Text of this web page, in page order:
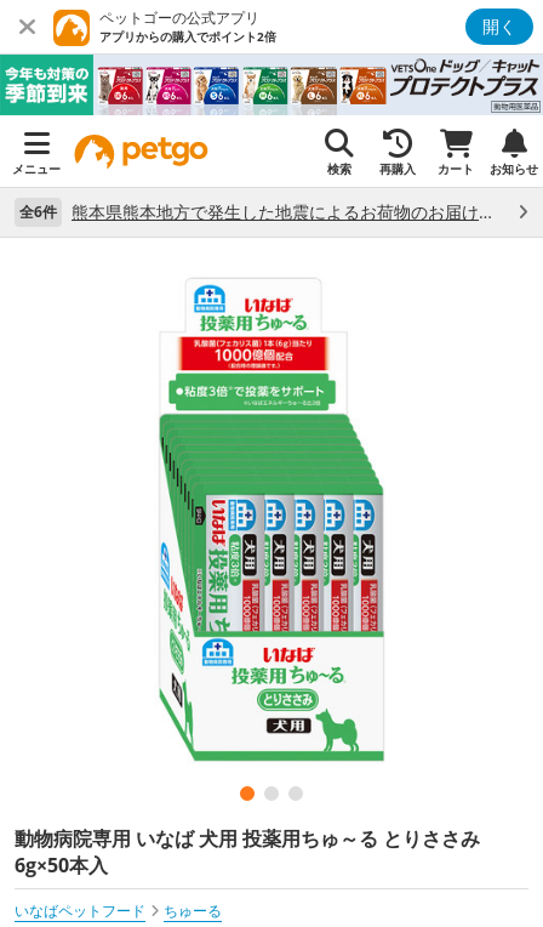
ペットゴーの公式アプリ
アプリからの購入でポイント2倍 開く
メニュー 検索 再購入 カート お知らせ
全6件 熊本県熊本地方で発生した地震によるお荷物のお届け状況について （7/28）
動物病院専用 いなば 犬用 投薬用ちゅ～る とりささみ
6g×50本入
いなばペットフード
ちゅーる